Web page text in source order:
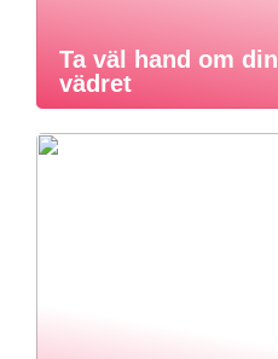
Ta väl hand om
vädret